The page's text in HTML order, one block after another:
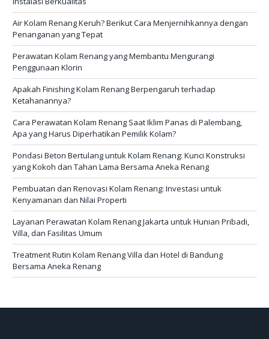
Air Kolam Renang Keruh? Berikut Cara Menjernihkannya dengan
Penanganan yang Tepat
Perawatan Kolam Renang yang Membantu Mengurangi
Penggunaan Klorin
Apakah Finishing Kolam Renang Berpengaruh terhadap
Ketahanannya?
Cara Perawatan Kolam Renang Saat Iklim Panas di Palembang,
Apa yang Harus Diperhatikan Pemilik Kolam?
Pondasi Beton Bertulang untuk Kolam Renang: Kunci Konstruksi
yang Kokoh dan Tahan Lama Bersama Aneka Renang
Pembuatan dan Renovasi Kolam Renang: Investasi untuk
Kenyamanan dan Nilai Properti
Layanan Perawatan Kolam Renang Jakarta untuk Hunian Pribadi,
Villa, dan Fasilitas Umum
Treatment Rutin Kolam Renang Villa dan Hotel di Bandung
Bersama Aneka Renang